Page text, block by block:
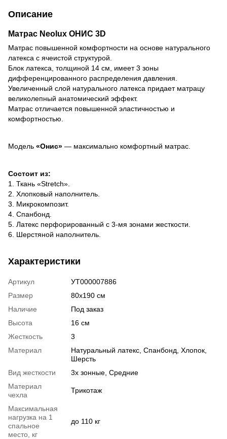
Описание
Матрас Neolux ОНИС 3D
Матраc повышенной комфортности на основе натурального
латекса с ячеистой структурой.
Блок латекса, толщиной 14 см, имеет 3 зоны
дифференцированного распределения давления.
Увеличенный слой натурального латекса придает матрацу
великолепный анатомический эффект.
Матрас отличается повышенной эластичностью и
комфортностью.
Модель «Онис» — максимально комфортный матраc.
Состоит из:
1. Ткань «Stretch».
2. Хлопковый наполнитель.
3. Микрокомпозит.
4. Спанбонд.
5. Латекс перфорированный с 3-мя зонами жесткости.
6. Шерстяной наполнитель.
Характеристики
Артикул
УТ000007886
Размер
80х190 см
Наличие
Под заказ
Высота
16 см
Жесткость
3
Материал
Натуральный латекс Спанбонд Хлопок
Шерсть
Вид жесткости
3х зонные Средние
Материал
чехла
Трикотаж
Максимальная
нагрузка на 1
спальное
место, кг
до 110 кг